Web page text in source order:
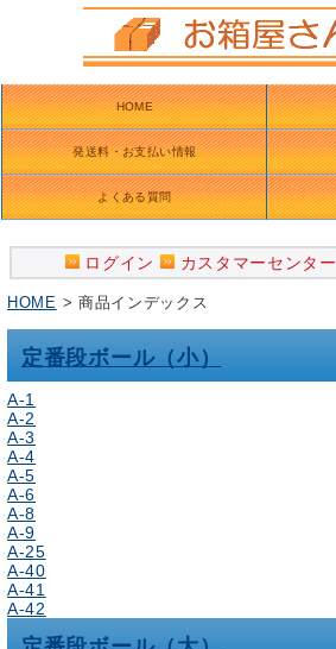
HOME
発送料・お支払い情報
よくある質問
ログイン カスタマーセンター
HOME > 商品インデックス
定番段ボール（小）
A-1
A-2
A-3
A-4
A-5
A-6
A-8
A-9
A-25
A-40
A-41
A-42